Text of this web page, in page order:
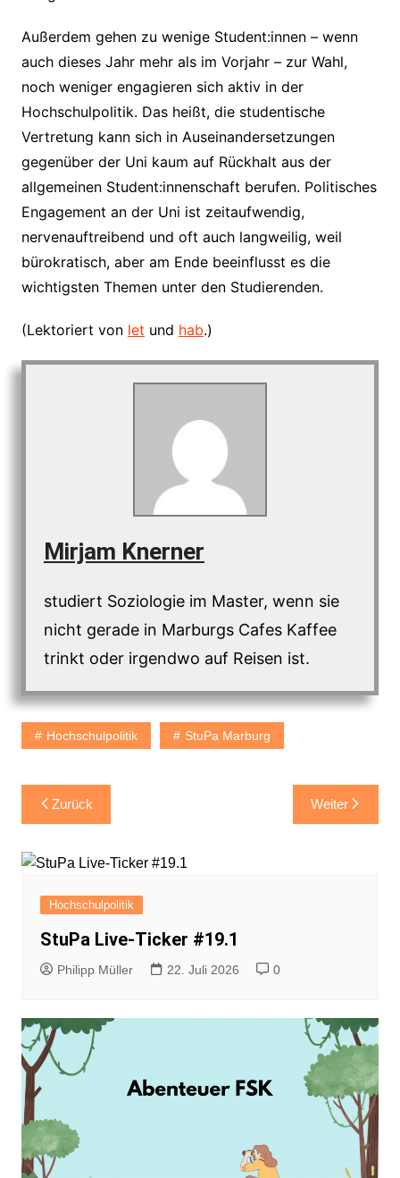
Außerdem gehen zu wenige Student:innen – wenn
auch dieses Jahr mehr als im Vorjahr – zur Wahl,
noch weniger engagieren sich aktiv in der
Hochschulpolitik. Das heißt, die studentische
Vertretung kann sich in Auseinandersetzungen
gegenüber der Uni kaum auf Rückhalt aus der
allgemeinen Student:innenschaft berufen. Politisches
Engagement an der Uni ist zeitaufwendig,
nervenauftreibend und oft auch langweilig, weil
bürokratisch, aber am Ende beeinflusst es die
wichtigsten Themen unter den Studierenden.
(Lektoriert von let und hab.)
Mirjam Knerner
studiert Soziologie im Master, wenn sie
nicht gerade in Marburgs Cafes Kaffee
trinkt oder irgendwo auf Reisen ist.
Hochschulpolitik StuPa Marburg
Beitragsnavigation
Zurück Weiter
Hochschulpolitik
StuPa Live-Ticker #19.1
Philipp Müller 22. Juli 2026 0